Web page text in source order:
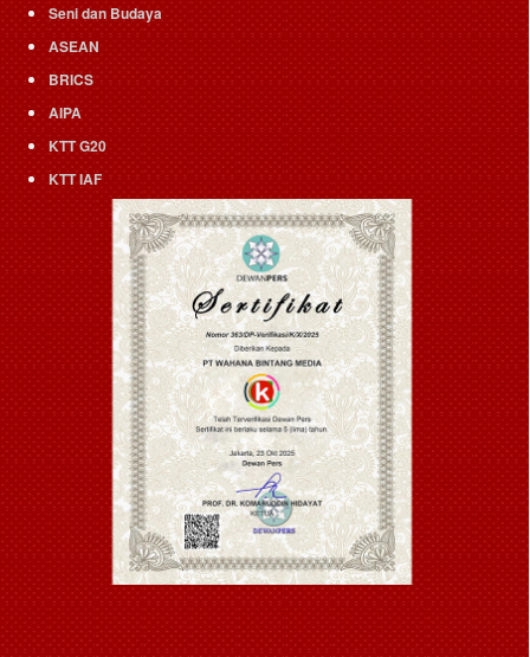
Seni dan Budaya
ASEAN
BRICS
AIPA
KTT G20
KTT IAF